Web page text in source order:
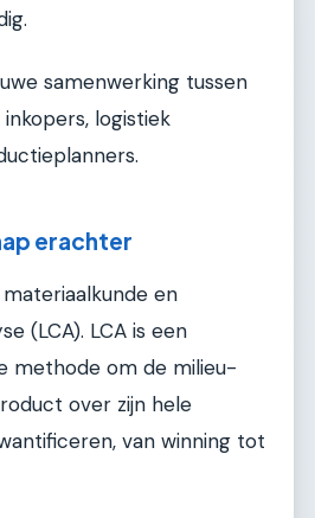
samenwerking tussen
logistiek
erachter
en
(LCA). LCA is een
methode om de milieu-
over zijn hele
van winning tot